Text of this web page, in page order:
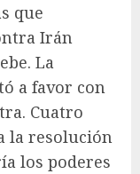
que
Irán
La
a favor con
Cuatro
la resolución
los poderes